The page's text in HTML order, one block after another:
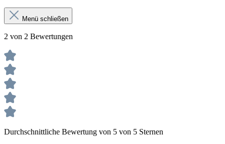
Menü schließen
2 von 2 Bewertungen
Durchschnittliche Bewertung von 5 von 5 Sternen